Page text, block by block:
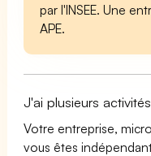
par l'INSEE. Une
APE.
J'ai plusieurs
Votre entreprise,
vous êtes